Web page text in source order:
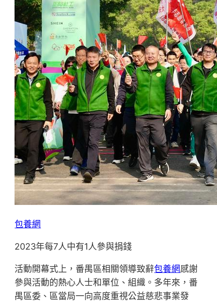
包養網
2023年每7人中有1人參與捐錢
活動開幕式上，番禺區相關領導致辭包養網感謝
參與活動的熱心人士和單位、組織。多年來，番
禺區委、區當局一向高度重視公益慈悲事業發